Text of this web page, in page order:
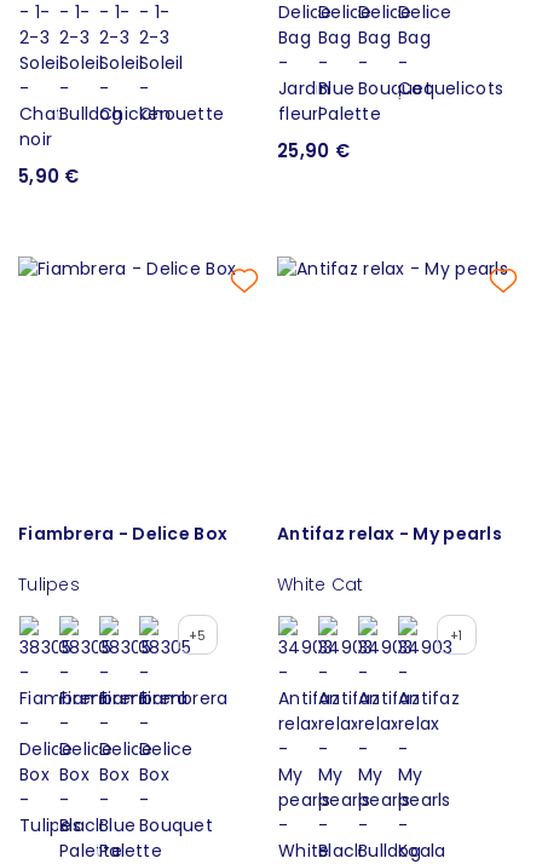
5,90 €
25,90 €
Fiambrera - Delice Box
Tulipes
+5
Antifaz relax - My pearls
White Cat
+1